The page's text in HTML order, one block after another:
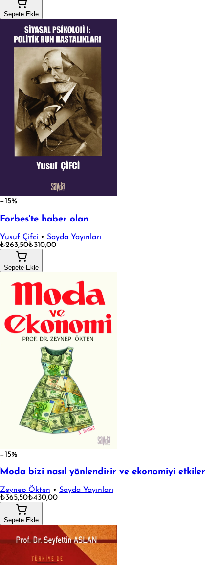
Sepete Ekle
−15%
Forbes'te haber olan
Yusuf Çifci • Sayda Yayınları
₺263,50₺310,00
Sepete Ekle
−15%
Moda bizi nasıl yönlendirir ve ekonomiyi etkiler
Zeynep Ökten • Sayda Yayınları
₺365,50₺430,00
Sepete Ekle